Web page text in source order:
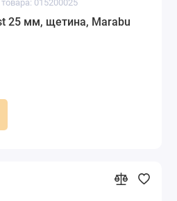
015200025
25 мм, щетина, Marabu